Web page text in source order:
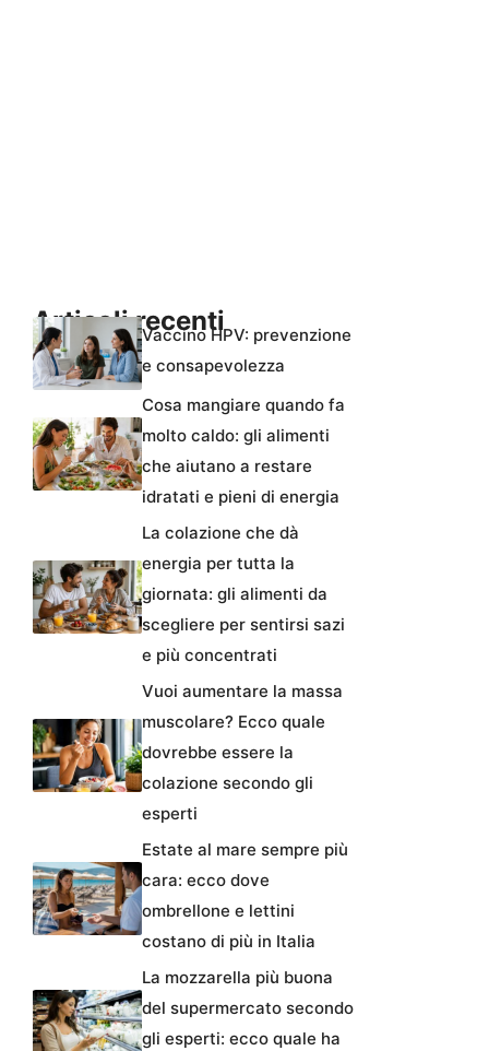
Articoli recentiVaccino HPV: prevenzione
e consapevolezza
Cosa mangiare quando fa
molto caldo: gli alimenti
che aiutano a restare
idratati e pieni di energia
La colazione che dà
energia per tutta la
giornata: gli alimenti da
scegliere per sentirsi sazi
e più concentrati
Vuoi aumentare la massa
muscolare? Ecco quale
dovrebbe essere la
colazione secondo gli
esperti
Estate al mare sempre più
cara: ecco dove
ombrellone e lettini
costano di più in Italia
La mozzarella più buona
del supermercato secondo
gli esperti: ecco quale ha